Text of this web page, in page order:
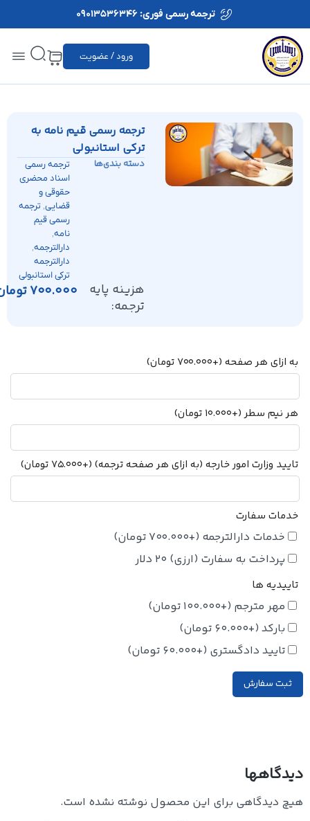
ترجمه رسمی فوری: 09013536346
ورود / عضویت
ترجمه رسمی قیم نامه به
ترکی استانبولی
دسته بندی‌ها
ترجمه رسمی
اسناد محضری
حقوقی و
قضایی,ترجمه
رسمی قیم
نامه,
دارالترجمه,
دارالترجمه
ترکی استانبولی
هزینه پایه
ترجمه:
700.000تومان
به ازای هر صفحه(+
700.000تومان)
هر نیم سطر(+
10.000تومان)
تایید وزارت امور خارجه (به ازای هر صفحه ترجمه)(+
75.000تومان)
خدمات سفارت
خدمات دارالترجمه(+
700.000تومان)
پرداخت به سفارت (ارزی) 20 دلار
تاییدیه ها
مهر مترجم(+
100.000تومان)
بارکد(+
60.000تومان)
تایید دادگستری(+
60.000تومان)
ثبت سفارش
دیدگاهها
هیچ دیدگاهی برای این محصول نوشته نشده است.